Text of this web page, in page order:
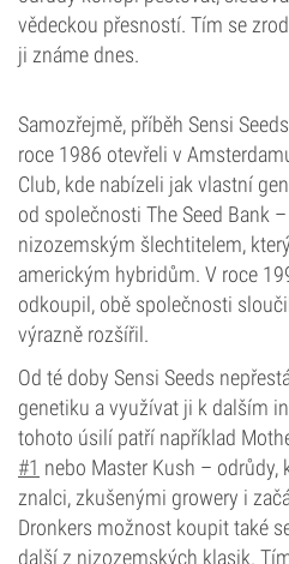
vědeckou přesností. Tím se
ji známe dnes.
Samozřejmě, příběh Sensi
roce 1986 otevřeli v
Club, kde nabízeli jak vlastní
od společnosti The Seed Bank
nizozemským šlechtitelem,
americkým hybridům. V roce
odkoupil, obě společnosti
výrazně rozšířil.
Od té doby Sensi Seeds
genetiku a využívat ji k dalším
tohoto úsilí patří například
#1 nebo Master Kush –
znalci, zkušenými growery i
Dronkers možnost koupit také
další z nizozemských klasik.